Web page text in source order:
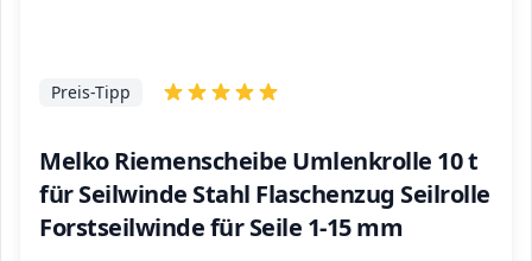
Melko Riemenscheibe Umlenkrolle 10 t
für Seilwinde Stahl Flaschenzug Seilrolle
Forstseilwinde für Seile 1-15 mm
Preis-Tipp